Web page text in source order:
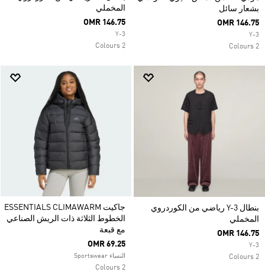
بشعار سائل
OMR 146.75
Y-3
2 Colours
المخملي
OMR 146.75
Y-3
2 Colours
بنطال Y-3 رياضي من الكوردروي
المخملي
OMR 146.75
Y-3
2 Colours
جاكيت ESSENTIALS CLIMAWARM
الخطوط الثلاثة ذات الريش الصناعي
مع قبعة
OMR 69.25
النساء Sportswear
2 Colours